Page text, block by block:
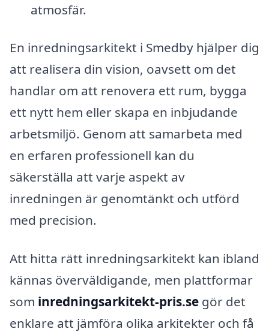
atmosfär.
En inredningsarkitekt i Smedby hjälper dig
att realisera din vision, oavsett om det
handlar om att renovera ett rum, bygga
ett nytt hem eller skapa en inbjudande
arbetsmiljö. Genom att samarbeta med
en erfaren professionell kan du
säkerställa att varje aspekt av
inredningen är genomtänkt och utförd
med precision.
Att hitta rätt inredningsarkitekt kan ibland
kännas överväldigande, men plattformar
som inredningsarkitekt-pris.se gör det
enklare att jämföra olika arkitekter och få